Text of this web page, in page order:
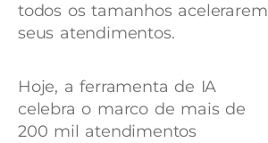
todos os tamanhos acelerarem
seus atendimentos.
Hoje, a ferramenta de IA
celebra o marco de mais de
200 mil atendimentos